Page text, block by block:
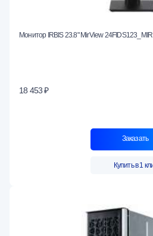
Монитор IRBIS 23.8" MirView 24FIDS123_MIR
18 453 ₽
Заказать
Купить в 1